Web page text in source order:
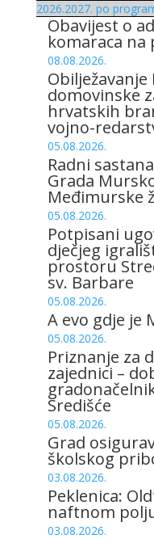
2026.2027. po
Obavijest o
komaraca
08.08.2026.
domovinske
hrvatskih
vojno-
05.08.2026.
Radni
Grada
Međimurske
05.08.2026.
Potpisani
dječjeg
prostoru
sv. Barbare
05.08.2026.
A evo gdje je
05.08.2026.
Priznanje za
zajednici –
Središće
05.08.2026.
Grad
školskog
03.08.2026.
Peklenica:
naftnom
03.08.2026.